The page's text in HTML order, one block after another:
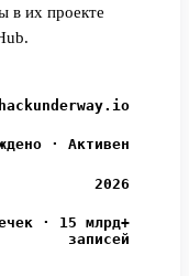
в их проекте
hackunderway.io
· Активен
2026
· 15 млрд+
записей